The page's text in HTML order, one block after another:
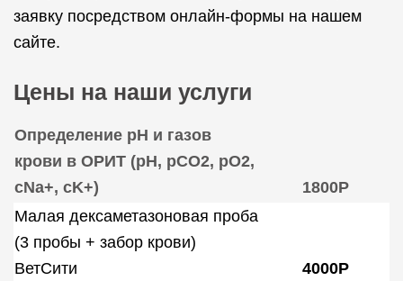
заявку посредством онлайн-формы на нашем
сайте.
Цены на наши услуги
Определение рН и газов
крови в ОРИТ (рH, pCO2, pO2,
cNa+, cK+)
1800Р
Малая дексаметазоновая проба
(3 пробы + забор крови)
ВетСити
4000Р